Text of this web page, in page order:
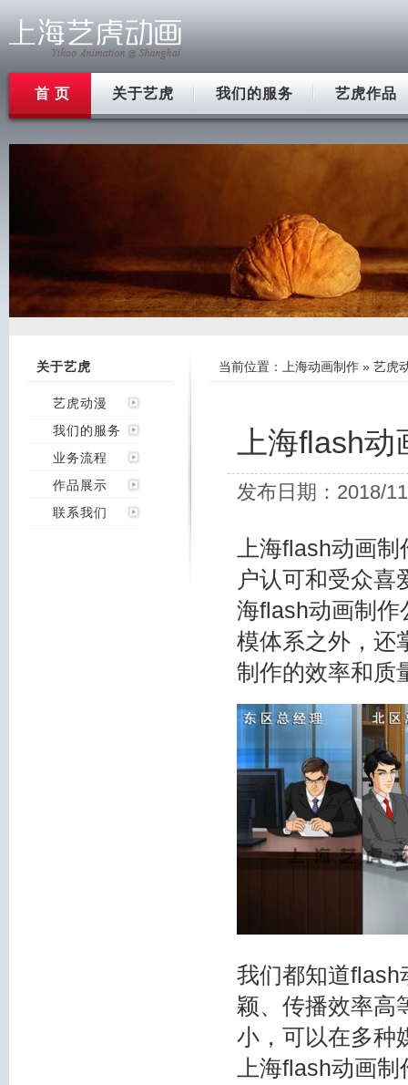
首 页 关于艺虎 我们的服务 艺虎作品
关于艺虎
艺虎动漫
我们的服务
业务流程
作品展示
联系我们
当前位置： 上海动画制作 » 艺虎
上海flash
发布日期：2018/
上海flash动画
户认可和受众喜
海flash动画制作
模体系之外，还
制作的效率和质
我们都知道flash
颖、传播效率高
小，可以在多种
上海flash动画